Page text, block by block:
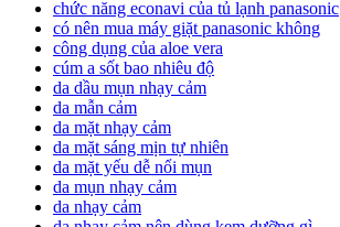
chức năng econavi của tủ lạnh panasonic
có nên mua máy giặt panasonic không
công dụng của aloe vera
cúm a sốt bao nhiêu độ
da dầu mụn nhạy cảm
da mẫn cảm
da mặt nhạy cảm
da mặt sáng mịn tự nhiên
da mặt yếu dễ nổi mụn
da mụn nhạy cảm
da nhạy cảm